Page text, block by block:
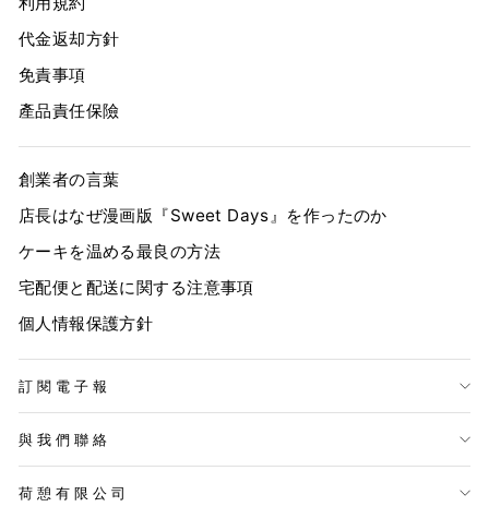
代金返却方針
免責事項
產品責任保險
創業者の言葉
店長はなぜ漫画版『Sweet Days』を作ったのか
ケーキを温める最良の方法
宅配便と配送に関する注意事項
個人情報保護方針
訂閱電子報
與我們聯絡
荷憩有限公司